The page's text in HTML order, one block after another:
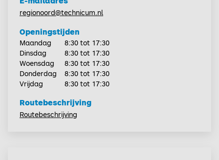
regionoord@technicum.nl
Openingstijden
Maandag
8:30 tot 17:30
Dinsdag
8:30 tot 17:30
Woensdag
8:30 tot 17:30
Donderdag
8:30 tot 17:30
Vrijdag
8:30 tot 17:30
Routebeschrijving
Routebeschrijving